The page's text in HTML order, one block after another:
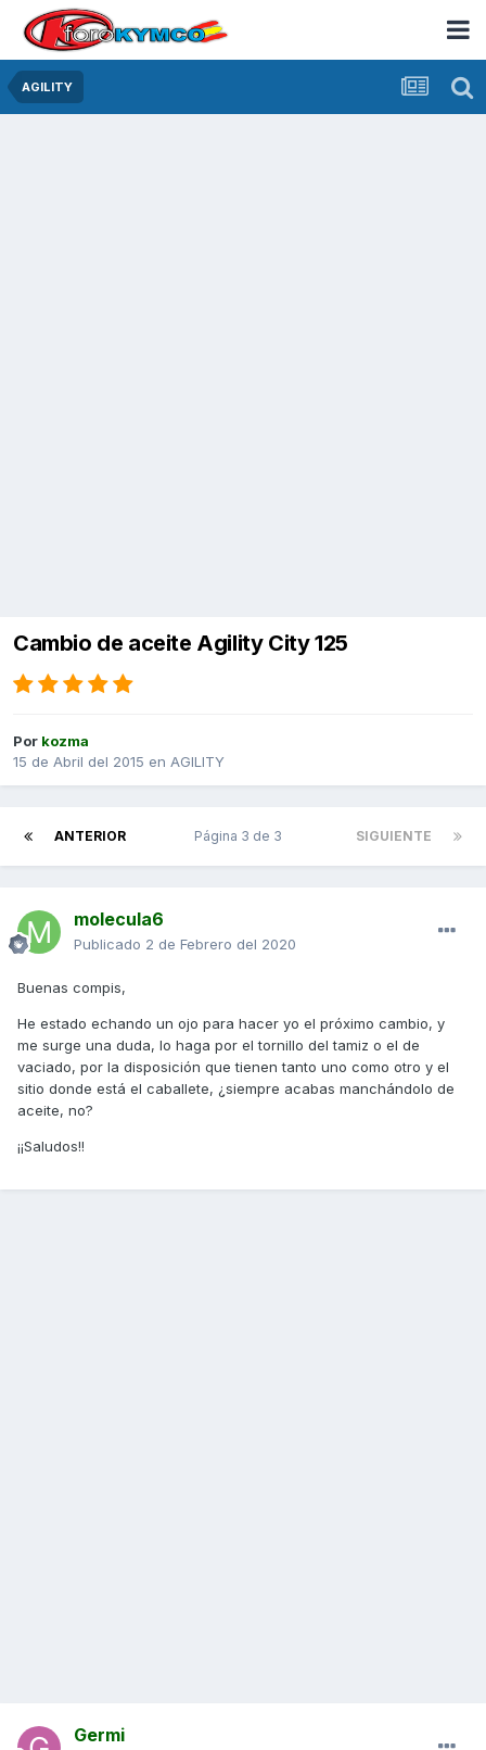
AGILITY
Cambio de aceite Agility City 125
Por kozma
15 de Abril del 2015 en AGILITY
ANTERIOR SIGUIENTE
Página 3 de 3
molecula6
Publicado 2 de Febrero del 2020
Buenas compis,
He estado echando un ojo para hacer yo el próximo cambio, y
me surge una duda, lo haga por el tornillo del tamiz o el de
vaciado, por la disposición que tienen tanto uno como otro y el
sitio donde está el caballete, ¿siempre acabas manchándolo de
aceite, no?
¡¡Saludos!!
Germi